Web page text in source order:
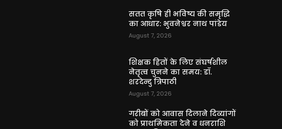
सतत कृषि ही भविष्य की समृद्धि
का आधार: भुवनेश्वर नाथ पांडेय
August 7, 2026
शिक्षक हितों के लिए संघर्षशील
नेतृत्व चुनने का समय: डॉ.
शरदेन्दु त्रिपाठी
August 7, 2026
गरीबों को आवास दिलाने दिव्यांगों
को प्राथमिकता देने व धनराशि